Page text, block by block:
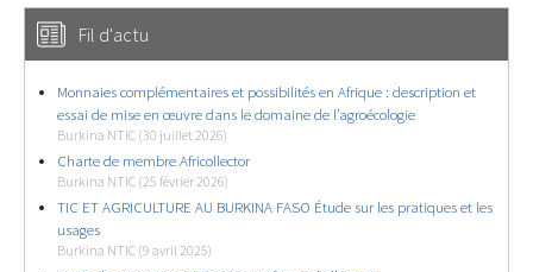
Fil d'actu
Monnaies complémentaires et possibilités en Afrique : description et
essai de mise en œuvre dans le domaine de l’agroécologie
Burkina NTIC (30 juillet 2026)
Charte de membre Africollector
Burkina NTIC (25 février 2026)
TIC ET AGRICULTURE AU BURKINA FASO Étude sur les pratiques et les
usages
Burkina NTIC (9 avril 2025)